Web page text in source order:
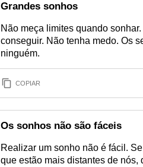
Grandes sonhos
Não meça limites quando
conseguir. Não tenha medo. Os
ninguém.
COPIAR
Os sonhos não são fáceis
Realizar um sonho não é fácil.
que estão mais distantes de nós,